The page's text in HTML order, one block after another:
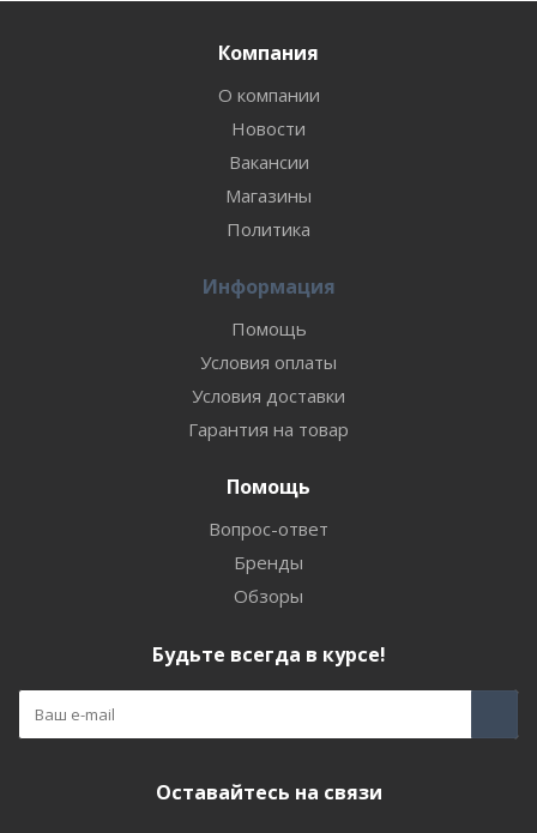
Компания
О компании
Новости
Вакансии
Магазины
Политика
Информация
Помощь
Условия оплаты
Условия доставки
Гарантия на товар
Помощь
Вопрос-ответ
Бренды
Обзоры
Будьте всегда в курсе!
Оставайтесь на связи